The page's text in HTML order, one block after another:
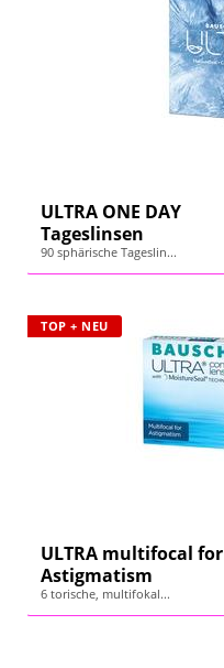
ULTRA ONE DAY
Tageslinsen
90 sphärische Tageslin...
TOP + NEU
ULTRA multifocal for
Astigmatism
6 torische, multifokal...